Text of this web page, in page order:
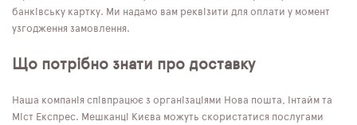
банківську картку. Ми надамо вам реквізити для оплати у момент
узгодження замовлення.
Що потрібно знати про доставку
Наша компанія співпрацює з організаціями Нова пошта, Інтайм та
Міст Експрес. Мешканці Києва можуть скористатися послугами